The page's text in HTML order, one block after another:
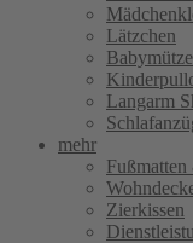
Lätzchen
Langarm
mehr
Zierkissen